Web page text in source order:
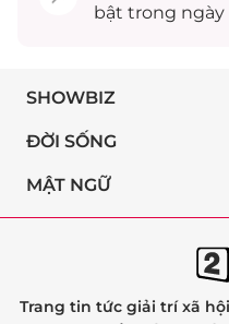
bật trong ngày
SHOWBIZ
ĐỜI SỐNG
MẬT NGỮ
Trang tin tức giải trí xã